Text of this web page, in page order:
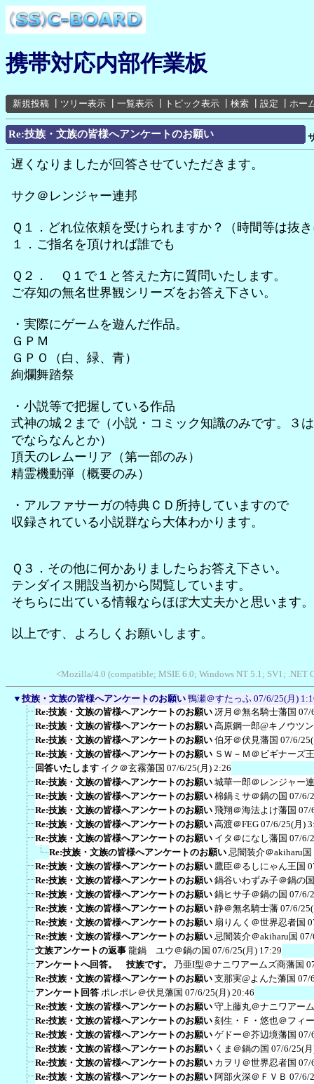
携帯対応内部作業板
新規投稿 ツリー表示 一覧表示 トピック表示 検索 設定 ホー
Re:技族・文族の皆様へアンケートのお願い
遅くなりましたが回答させていただきます。
サク＠レンジャー連邦
Ｑ１．どれ位依頼を受けられますか？（時間等は抜
１．ご指名を頂ければ誰でも
Ｑ２． Ｑ１で１と答えた方に質問いたします。
ご存知の無名世界観シリーズをお答え下さい。
・実際にゲームを遊んだ作品。
ＧＰＭ
ＧＰＯ（白、緑、青）
絢爛舞踏祭
・小説等で把握している作品
式神の城２まで（小説・コミック知識のみです。３
でならなんとか）
頂天のレムーリア（第一部のみ）
精霊機動弾（概要のみ）
・アルファサーガの特典ＣＤ所持していますので
収録されている小説群なら大体わかります。
Ｑ３．その他に何かありましたらお答え下さい。
テンダイス開設当初から閲覧しています。
そちらに出ている情報ならほぼ大丈夫かと思います。
以上です、よろしくお願いします。
<Mozilla/4.0 (compatible; MSIE 6.0; Windows NT 5.1; SV1; .NET
▼ 技族・文族の皆様へアンケートのお願い 鴨瀬＠すたっふ 07/6/25(月)
Re:技族・文族の皆様へアンケートのお願い 冴月＠無名騎士藩国 07/
Re:技族・文族の皆様へアンケートのお願い 高原鋼一郎@キノウツ
Re:技族・文族の皆様へアンケートのお願い 伯牙＠伏見藩国 07/6/
Re:技族・文族の皆様へアンケートのお願い ＳＷ－Ｍ＠ビギナーズ
回答いたします イク＠玄霧藩国 07/6/25(月) 2:26
Re:技族・文族の皆様へアンケートのお願い 城華一郎＠レンジャー
Re:技族・文族の皆様へアンケートのお願い 棉鍋ミサ＠鍋の国 07/6/
Re:技族・文族の皆様へアンケートのお願い 飛翔＠海法よけ藩国 07/
Re:技族・文族の皆様へアンケートのお願い 高渡＠FEG 07/6/25(月)
Re:技族・文族の皆様へアンケートのお願い イタ＠になし藩国 07/6/
Re:技族・文族の皆様へアンケートのお願い 忌闇装介＠akiharu国
Re:技族・文族の皆様へアンケートのお願い 鷹臣＠るしにゃん王国
Re:技族・文族の皆様へアンケートのお願い 鍋谷いわずみ子＠鍋の国
Re:技族・文族の皆様へアンケートのお願い 鍋ヒサ子＠鍋の国 07/6/
Re:技族・文族の皆様へアンケートのお願い 静＠無名騎士藩 07/6/
Re:技族・文族の皆様へアンケートのお願い 扇りんく＠世界忍者国
Re:技族・文族の皆様へアンケートのお願い 忌闇装介＠akiharu国
文族アンケートの返事 龍鍋 ユウ＠鍋の国 07/6/25(月) 17:29
アンケートへ回答。 技族です。
乃亜I型＠ナニワアームズ商藩国
Re:技族・文族の皆様へアンケートのお願い 支那実@よんた藩国 07/
アンケート回答 ポレポレ＠伏見藩国 07/6/25(月) 20:46
Re:技族・文族の皆様へアンケートのお願い 守上藤丸＠ナニワアー
Re:技族・文族の皆様へアンケートのお願い 刻生・Ｆ・悠也＠フィ
Re:技族・文族の皆様へアンケートのお願い ゲドー＠芥辺境藩国 07/
Re:技族・文族の皆様へアンケートのお願い くま＠鍋の国 07/6/25(
Re:技族・文族の皆様へアンケートのお願い カヲリ＠世界忍者国 07/
Re:技族・文族の皆様へアンケートのお願い 阿部火深＠ＦＶＢ 07/6/